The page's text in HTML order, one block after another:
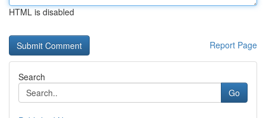
HTML is disabled
Report Page
Search
Go